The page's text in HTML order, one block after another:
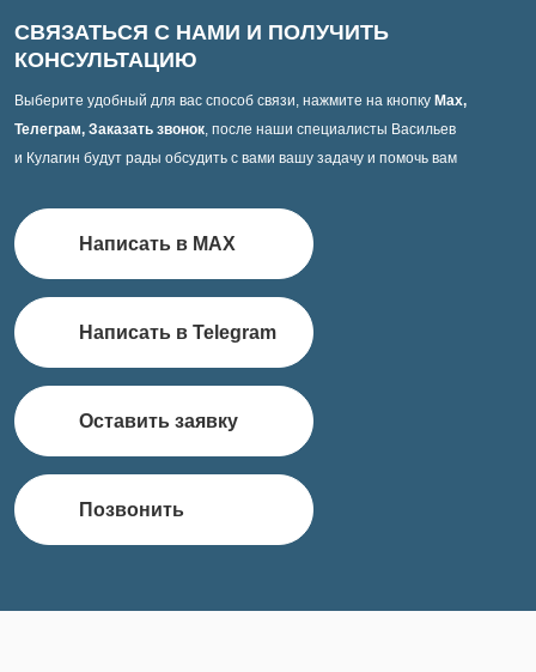
СВЯЗАТЬСЯ С НАМИ И ПОЛУЧИТЬ
КОНСУЛЬТАЦИЮ
Выберите удобный для вас способ связи, нажмите на кнопку Max,
Телеграм, Заказать звонок, после наши специалисты Васильев
и Кулагин будут рады обсудить с вами вашу задачу и помочь вам
Написать в MAX
Написать в Telegram
Оставить заявку
Позвонить